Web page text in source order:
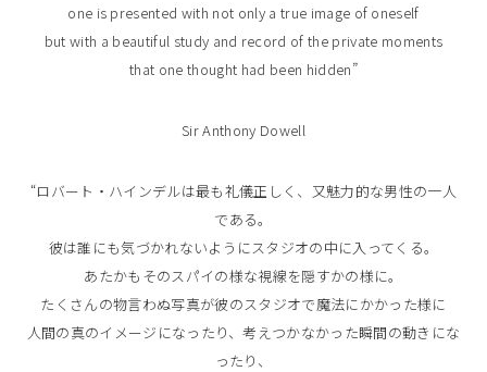
one is presented with not only a true image of oneself
but with a beautiful study and record of the private moments
that one thought had been hidden”
Sir Anthony Dowell
“ロバート・ハインデルは最も礼儀正しく、又魅力的な男性の一人
である。
彼は誰にも気づかれないようにスタジオの中に入ってくる。
あたかもそのスパイの様な視線を隠すかの様に。
たくさんの物言わぬ写真が彼のスタジオで魔法にかかった様に
人間の真のイメージになったり、考えつかなかった瞬間の動きにな
ったり、